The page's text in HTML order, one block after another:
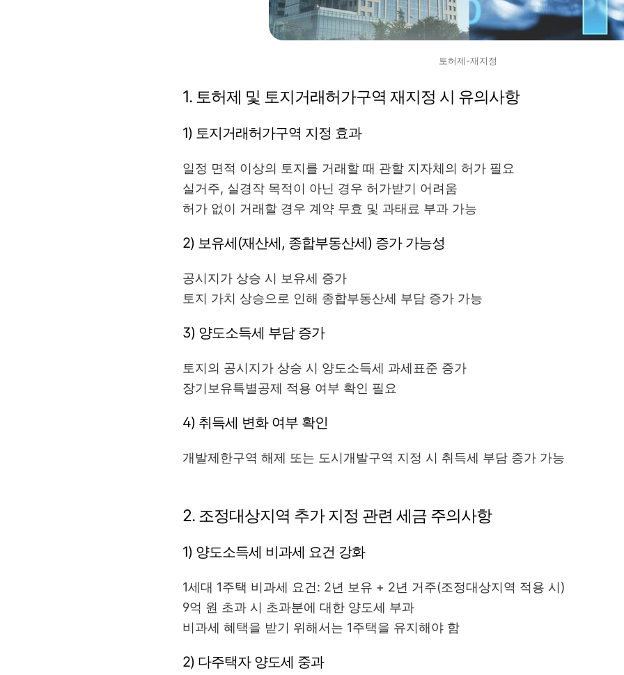
토허제-재지정
1. 토허제 및 토지거래허가구역 재지정 시 유의사항
1) 토지거래허가구역 지정 효과
일정 면적 이상의 토지를 거래할 때 관할 지자체의 허가 필요
실거주, 실경작 목적이 아닌 경우 허가받기 어려움
허가 없이 거래할 경우 계약 무효 및 과태료 부과 가능
2) 보유세(재산세, 종합부동산세) 증가 가능성
공시지가 상승 시 보유세 증가
토지 가치 상승으로 인해 종합부동산세 부담 증가 가능
3) 양도소득세 부담 증가
토지의 공시지가 상승 시 양도소득세 과세표준 증가
장기보유특별공제 적용 여부 확인 필요
4) 취득세 변화 여부 확인
개발제한구역 해제 또는 도시개발구역 지정 시 취득세 부담 증가 가능
2. 조정대상지역 추가 지정 관련 세금 주의사항
1) 양도소득세 비과세 요건 강화
1세대 1주택 비과세 요건: 2년 보유 + 2년 거주(조정대상지역 적용 시)
9억 원 초과 시 초과분에 대한 양도세 부과
비과세 혜택을 받기 위해서는 1주택을 유지해야 함
2) 다주택자 양도세 중과